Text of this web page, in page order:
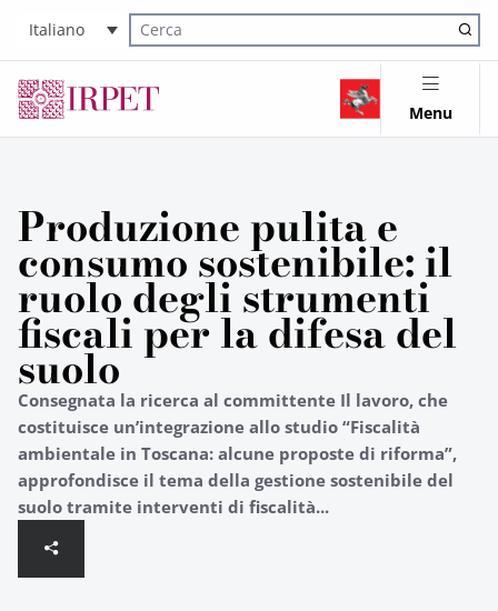
Italiano
Cerca nel sito
Menu
Produzione pulita e
consumo sostenibile: il
ruolo degli strumenti
fiscali per la difesa del
suolo
Consegnata la ricerca al committente Il lavoro, che
costituisce un’integrazione allo studio “Fiscalità
ambientale in Toscana: alcune proposte di riforma”,
approfondisce il tema della gestione sostenibile del
suolo tramite interventi di fiscalità...